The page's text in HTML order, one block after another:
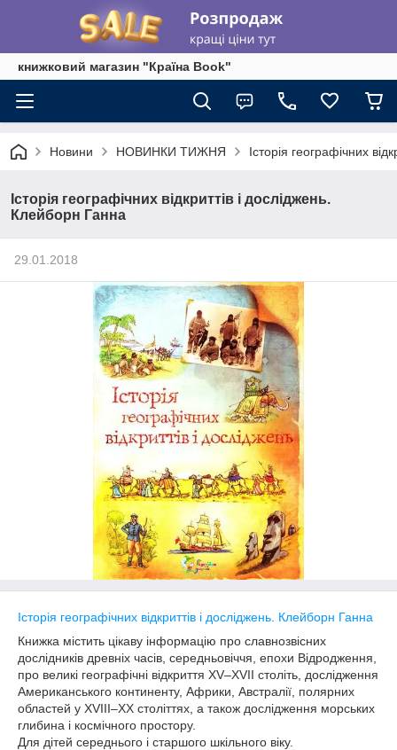
книжковий магазин "Країна Book"
Новини НОВИНКИ ТИЖНЯ Історія географічних
Історія географічних відкриттів і досліджень.
Клейборн Ганна
29.01.2018
Історія географічних відкриттів і досліджень. Клейборн Ганна
Книжка містить цікаву інформацію про славнозвісних
дослідників древніх часів, середньовіччя, епохи Відродження,
про великі географічні відкриття XV–XVII століть, дослідження
Американського континенту, Африки, Австралії, полярних
областей у XVIIІ–ХХ століттях, а також дослідження морських
глибина і космічного простору.
Для дітей середнього і старшого шкільного віку.